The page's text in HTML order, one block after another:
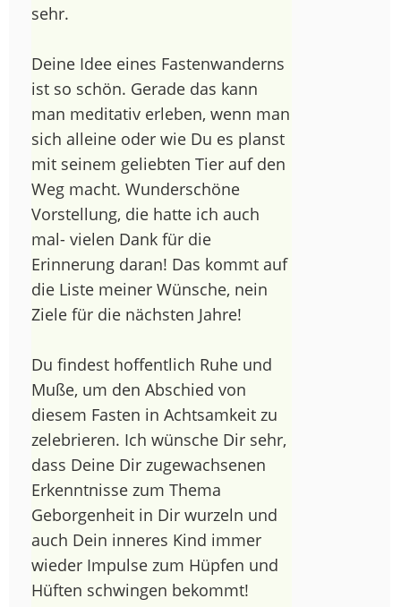
sehr.
Deine Idee eines Fastenwanderns
ist so schön. Gerade das kann
man meditativ erleben, wenn man
sich alleine oder wie Du es planst
mit seinem geliebten Tier auf den
Weg macht. Wunderschöne
Vorstellung, die hatte ich auch
mal- vielen Dank für die
Erinnerung daran! Das kommt auf
die Liste meiner Wünsche, nein
Ziele für die nächsten Jahre!
Du findest hoffentlich Ruhe und
Muße, um den Abschied von
diesem Fasten in Achtsamkeit zu
zelebrieren. Ich wünsche Dir sehr,
dass Deine Dir zugewachsenen
Erkenntnisse zum Thema
Geborgenheit in Dir wurzeln und
auch Dein inneres Kind immer
wieder Impulse zum Hüpfen und
Hüften schwingen bekommt!